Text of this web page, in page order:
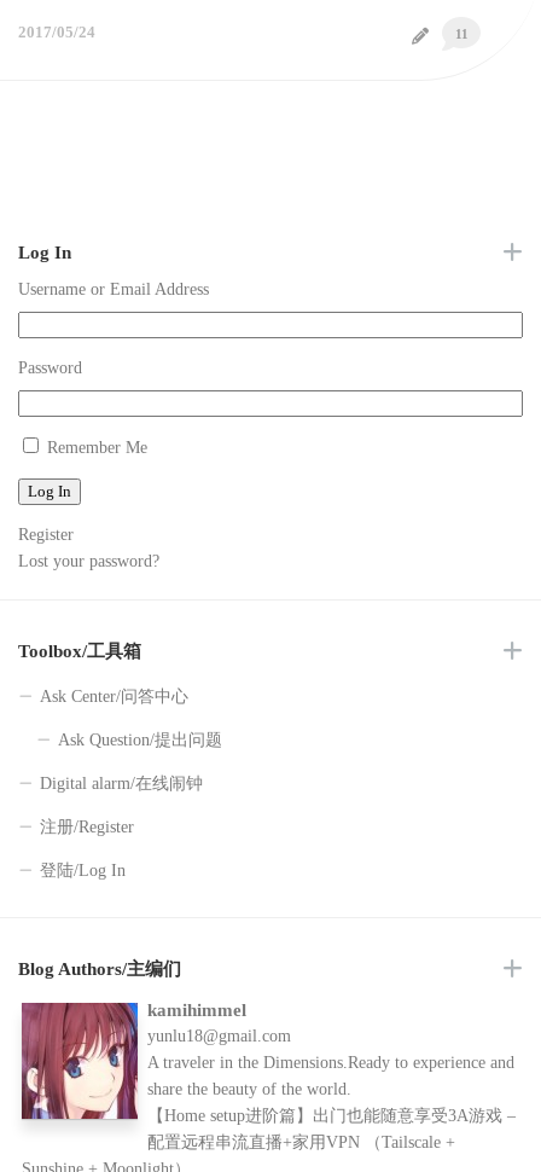
11
2017/05/24
Log In
Username or Email Address
Password
Remember Me
Log In
Register
Lost your password?
Toolbox/工具箱
Ask Center/问答中心
Ask Question/提出问题
Digital alarm/在线闹钟
注册/Register
登陆/Log In
Blog Authors/主编们
kamihimmel
yunlu18@gmail.com
A traveler in the Dimensions.Ready to experience and
share the beauty of the world.
【Home setup进阶篇】出门也能随意享受3A游戏 –
配置远程串流直播+家用VPN （Tailscale +